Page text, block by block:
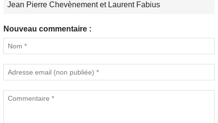
Jean Pierre Chevènement et Laurent Fabius
Nouveau commentaire :